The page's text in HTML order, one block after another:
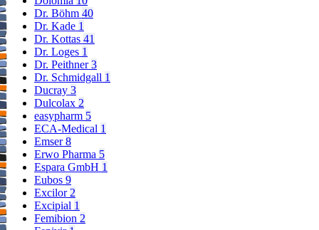
Dr. Böhm 40
Dr. Kade 1
Dr. Kottas 41
Dr. Loges 1
Dr. Peithner3
Dr. Schmidgall 1
Ducray 3
Dulcolax 2
easypharm 5
ECA-Medical 1
Emser8
Erwo Pharma 5
Espara GmbH 1
Eubos 9
Excilor2
Excipial 1
Femibion 2